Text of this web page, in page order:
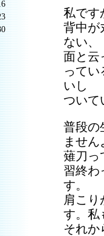
私です
背中が
ない、
面と云
って
いし
ついて
普段の
ません
薙刀っ
習終わ
す。
肩こり
す。私
それか